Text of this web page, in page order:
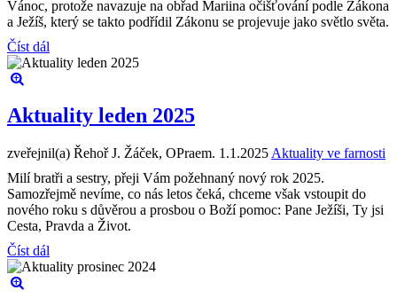
Vánoc, protože navazuje na obřad Mariina očišťování podle Zákona
a Ježíš, který se takto podřídil Zákonu se projevuje jako světlo světa.
Číst dál
Aktuality leden 2025
zveřejnil(a) Řehoř J. Žáček, OPraem. 1.1.2025 Aktuality ve farnosti
Milí bratři a sestry, přeji Vám požehnaný nový rok 2025.
Samozřejmě nevíme, co nás letos čeká, chceme však vstoupit do
nového roku s důvěrou a prosbou o Boží pomoc: Pane Ježíši, Ty jsi
Cesta, Pravda a Život.
Číst dál